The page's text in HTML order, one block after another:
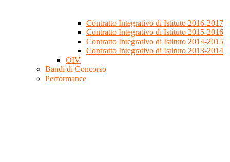
Contratto Integrativo di Istituto 2016-2017
Contratto Integrativo di Istituto 2015-2016
Contratto Integrativo di Istituto 2014-2015
Contratto Integrativo di Istituto 2013-2014
OIV
Bandi di Concorso
Performance